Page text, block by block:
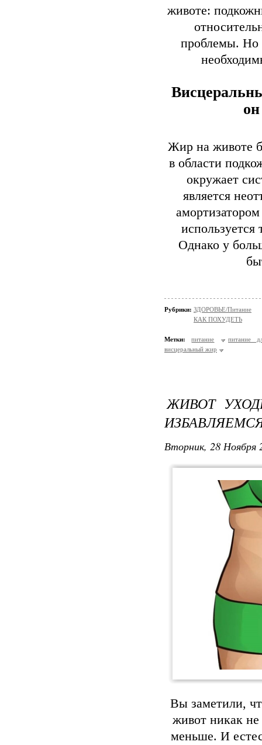
животе:
проблемы. Но
Жир на животе
в области
окружает
является
используется
Однако у
Рубрики: ЗДОРОВЬЕ/Питание
КАК ПОХУДЕТЬ
Метки: питание
питание
висцеральный жир
ЖИВОТ
Вторник, 28 Ноября
Вы заметили,
живот никак не
меньше. И